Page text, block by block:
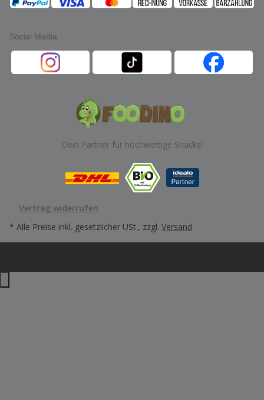
Social Media
Dein Partner für hochwertige Snacks!
Vertrag widerrufen
* Alle Preise inkl. gesetzlicher USt., zzgl. Versand